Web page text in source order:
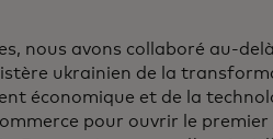
nous avons collaboré au-
ukrainien de la
économique et de la
pour ouvrir le premier